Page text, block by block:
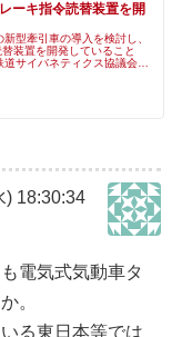
ーキ指令読替装置を開
型牽引車の導入を検討し、
装置を開発していること
サイバネティクス協議会主
) 18:30:34
電気式気動車タ
。
る東日本等では